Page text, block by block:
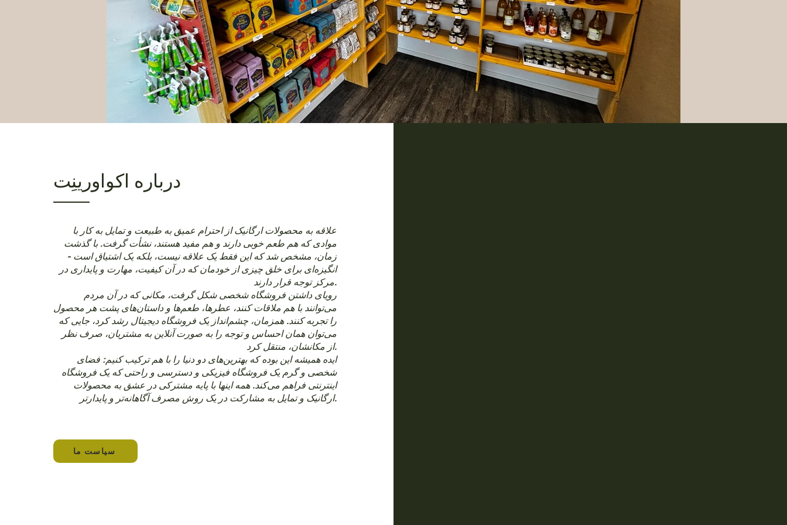
درباره اکواورینِت
علاقه به محصولات ارگانیک از احترام عمیق به طبیعت و تمایل به کار با
موادی که هم طعم خوبی دارند و هم مفید هستند، نشأت گرفت. با گذشت
زمان، مشخص شد که این فقط یک علاقه نیست، بلکه یک اشتیاق است -
انگیزه‌ای برای خلق چیزی از خودمان که در آن کیفیت، مهارت و پایداری در
مرکز توجه قرار دارند.
رویای داشتن فروشگاه شخصی شکل گرفت، مکانی که در آن مردم
می‌توانند با هم ملاقات کنند، عطرها، طعم‌ها و داستان‌های پشت هر محصول
را تجربه کنند. همزمان، چشم‌انداز یک فروشگاه دیجیتال رشد کرد، جایی که
می‌توان همان احساس و توجه را به صورت آنلاین به مشتریان، صرف نظر
از مکانشان، منتقل کرد.
ایده همیشه این بوده که بهترین‌های دو دنیا را با هم ترکیب کنیم: فضای
شخصی و گرم یک فروشگاه فیزیکی و دسترسی و راحتی که یک فروشگاه
اینترنتی فراهم می‌کند. همه اینها با پایه مشترکی در عشق به محصولات
ارگانیک و تمایل به مشارکت در یک روش مصرف آگاهانه‌تر و پایدارتر.
سیاست ما